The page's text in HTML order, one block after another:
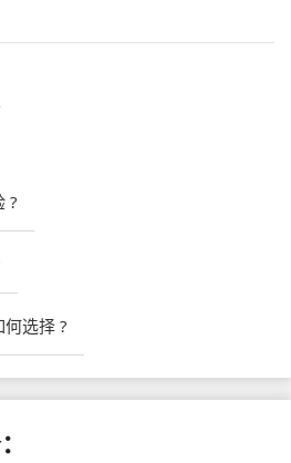
?
选择 ?